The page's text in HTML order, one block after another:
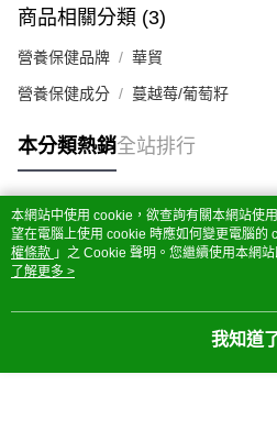
商品相關分類 (3)
營養保健品牌 華貿
營養保健成分 蔓越莓/葡萄籽
本分類熱銷全站排行
熱門標籤
本網站中使用 cookie，欲查詢有關本網站使
望在電腦上使用 cookie 時應如何變更電腦的
權條款 」之 Cookie 聲明。您繼續使用本網
用條款之 Cookie 聲明使用 cookie。
了解更多 >
我知道